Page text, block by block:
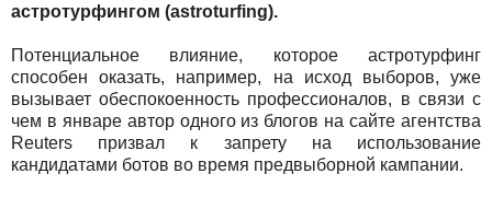
астротурфингом (astroturfing).
Потенциальное влияние, которое астротурфинг
способен оказать, например, на исход выборов, уже
вызывает обеспокоенность профессионалов, в связи с
чем в январе автор одного из блогов на сайте агентства
Reuters призвал к запрету на использование
кандидатами ботов во время предвыборной кампании.